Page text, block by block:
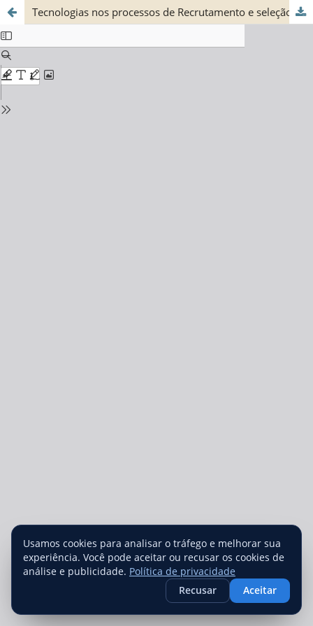
Tecnologias nos processos de Recrutamento e seleção de pessoas
Usamos cookies para analisar o tráfego e melhorar sua
experiência. Você pode aceitar ou recusar os cookies de
análise e publicidade. Política de privacidade
Recusar
Aceitar